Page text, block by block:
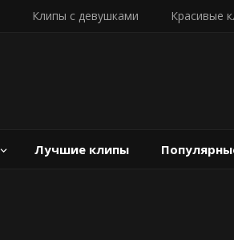
Клипы с девушками Красивые
Лучшие клипы